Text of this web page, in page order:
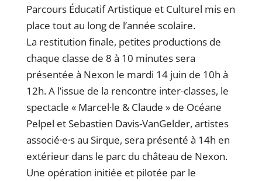
Parcours Éducatif Artistique et Culturel mis en
place tout au long de l’année scolaire.
La restitution finale, petites productions de
chaque classe de 8 à 10 minutes sera
présentée à Nexon le mardi 14 juin de 10h à
12h. A l’issue de la rencontre inter-classes, le
spectacle « Marcel·le & Claude » de Océane
Pelpel et Sebastien Davis-VanGelder, artistes
associé·e·s au Sirque, sera présenté à 14h en
extérieur dans le parc du château de Nexon.
Une opération initiée et pilotée par le